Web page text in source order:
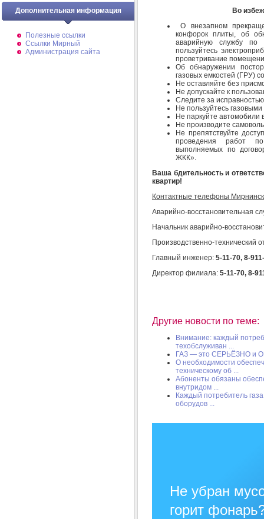
Дополнительная информация
Полезные ссылки
Ссылки Мирный
Администрация сайта
Во
О внезапном
конфорок плиты, об
аварийную службу по
пользуйтесь
проветривание
Об обнаружении
газовых емкостей (ГРУ)
Не оставляйте без
Не допускайте к
Следите за
Не пользуйтесь
Не паркуйте автомобили
Не производите
Не препятствуйте
проведения работ
выполняемых по
ЖКК».
Ваша бдительность и
квартир!
Контактные телефоны
Аварийно-восстановительная
Начальник аварийно-
Производственно-технический
Главный инженер: 5-11-70, 8-
Директор филиала: 5-11-70, 8-
Другие новости по теме:
Внимание: каждый
техобслуживан ...
ГАЗ — это СЕРЬЁЗНО и
О необходимости
техническому об ...
Абоненты обязаны
внутридом ...
Каждый потребитель
оборудов ...
Не убран
горит